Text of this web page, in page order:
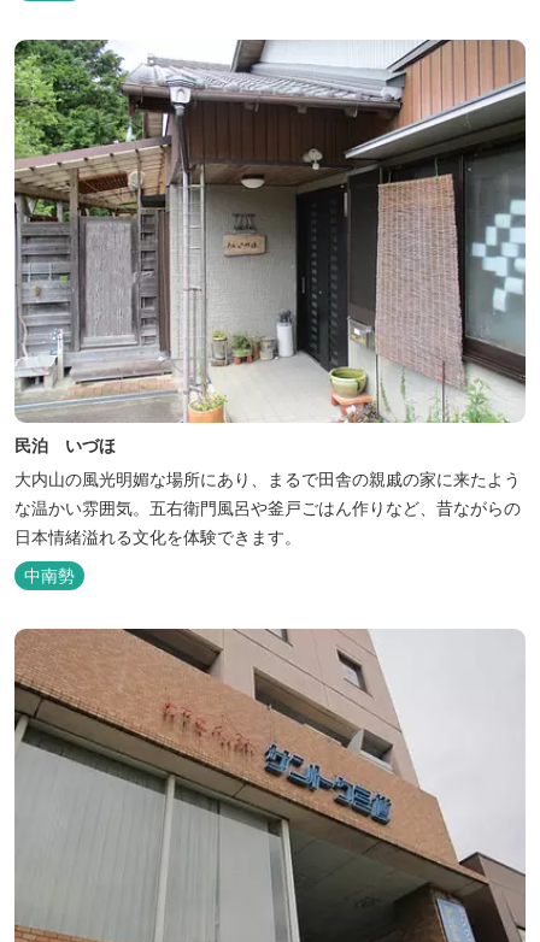
民泊 いづほ
大内山の風光明媚な場所にあり、まるで田舎の親戚の家に来たよう
な温かい雰囲気。五右衛門風呂や釜戸ごはん作りなど、昔ながらの
日本情緒溢れる文化を体験できます。
中南勢